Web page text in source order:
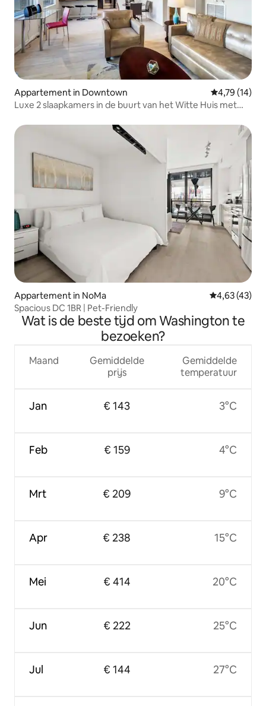
Appartement in Downtown Gemiddelde
4,79 (14)
Luxe 2 slaapkamers in de buurt van het Witte Huis met
Appartement in NoMa Gemiddelde
4,63 (43)
Spacious DC 1BR | Pet-Friendly
Wat is de beste tijd om Washington te
bezoeken?
Maand
Jan
Feb
Mrt
Apr
Mei
Jun
Jul
Gemiddelde
prijs
€ 143
€ 159
€ 209
€ 238
€ 414
€ 222
€ 144
Gemiddelde
temperatuur
3°C
4°C
9°C
15°C
20°C
25°C
27°C